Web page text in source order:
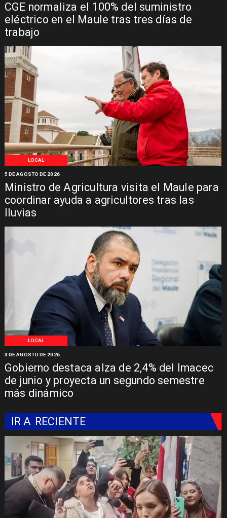
CGE normaliza el 100% del suministro
eléctrico en el Maule tras tres días de
trabajo
LOCAL
Ministro de Agricultura visita el Maule para
coordinar ayuda a agricultores tras las
lluvias
5 DE AGOSTO DE 2026
LOCAL
Gobierno destaca alza de 2,4% del Imacec
de junio y proyecta un segundo semestre
más dinámico
3 DE AGOSTO DE 2026
IR A RECIENTE